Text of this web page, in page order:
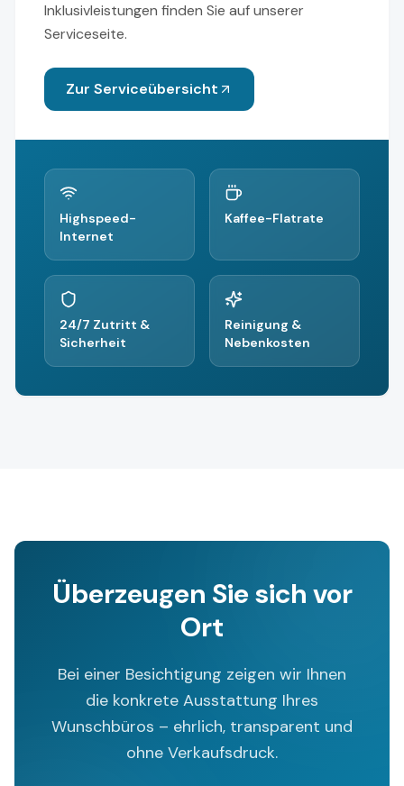
Inklusivleistungen finden Sie auf unserer
Serviceseite.
Zur Serviceübersicht
Highspeed-
Internet
Kaffee-Flatrate
24/7 Zutritt &
Sicherheit
Reinigung &
Nebenkosten
Überzeugen Sie sich vor
Ort
Bei einer Besichtigung zeigen wir Ihnen
die konkrete Ausstattung Ihres
Wunschbüros – ehrlich, transparent und
ohne Verkaufsdruck.